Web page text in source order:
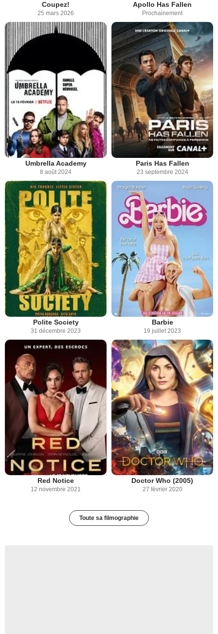
Coupez!
25 mars 2026
Apollo Has Fallen
Prochainement
Umbrella Academy
8 août 2024
Paris Has Fallen
23 septembre 2024
Polite Society
31 décembre 2023
Barbie
19 juillet 2023
Red Notice
12 novembre 2021
Doctor Who (2005)
27 février 2020
Toute sa filmographie